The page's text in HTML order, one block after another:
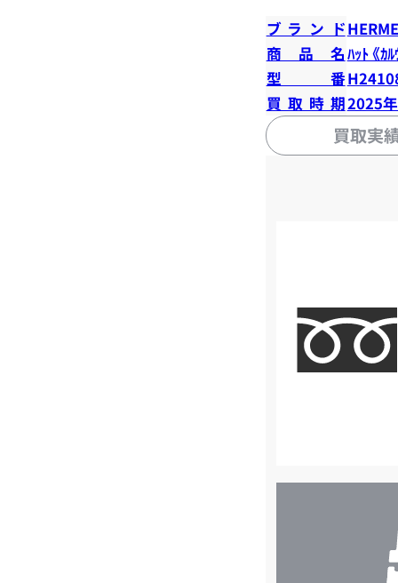
ブランド
商品名ﾊｯﾄ 《ｶ
型番
買取時期2025
買取実